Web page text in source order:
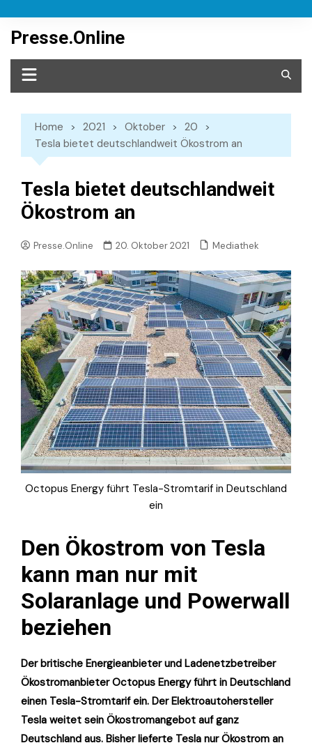
content
Presse.Online
Home 2021 Oktober
20
Tesla bietet deutschlandweit Ökostrom an
Tesla bietet deutschlandweit
Ökostrom an
Presse.Online 20. Oktober 2021 Mediathek
Octopus Energy führt Tesla-Stromtarif in Deutschland
ein
Den Ökostrom von Tesla
kann man nur mit
Solaranlage und Powerwall
beziehen
Der britische Energieanbieter und Ladenetzbetreiber
Ökostromanbieter Octopus Energy führt in Deutschland
einen Tesla-Stromtarif ein. Der Elektroautohersteller
Tesla weitet sein Ökostromangebot auf ganz
Deutschland aus. Bisher lieferte Tesla nur Ökostrom an